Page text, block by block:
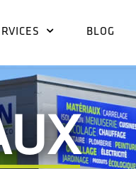
BLOG